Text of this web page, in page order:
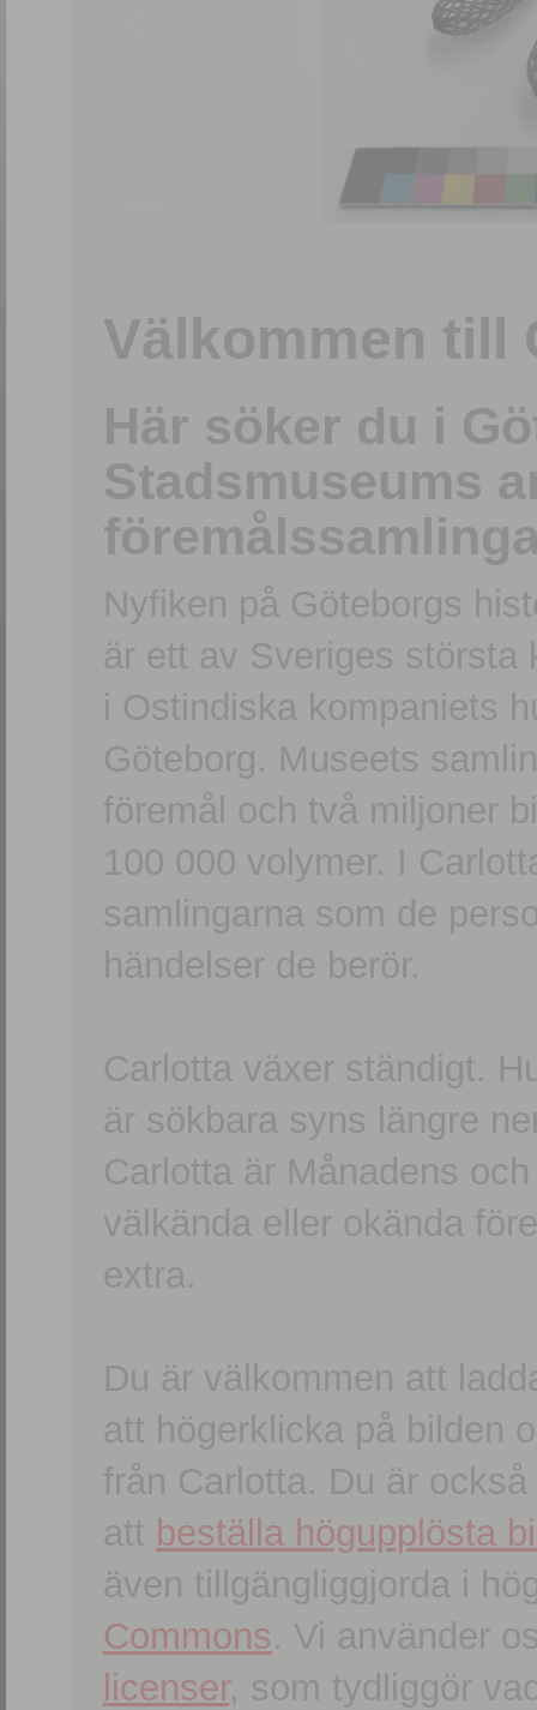
Välkommen till
Här söker du i
Stadsmuseums
Nyfiken på Göteborgs
är ett av Sveriges största
i Ostindiska kompaniets
Göteborg. Museets
föremål och två miljoner
100 000 volymer. I
samlingarna som de
händelser de berör.
Carlotta växer ständigt.
är sökbara syns längre
Carlotta är Månadens
välkända eller okända
extra.
Du är välkommen att
att högerklicka på bilden
från Carlotta. Du är
att beställa högupplösta
även tillgängliggjorda i
Commons. Vi använder
licenser, som tydliggör